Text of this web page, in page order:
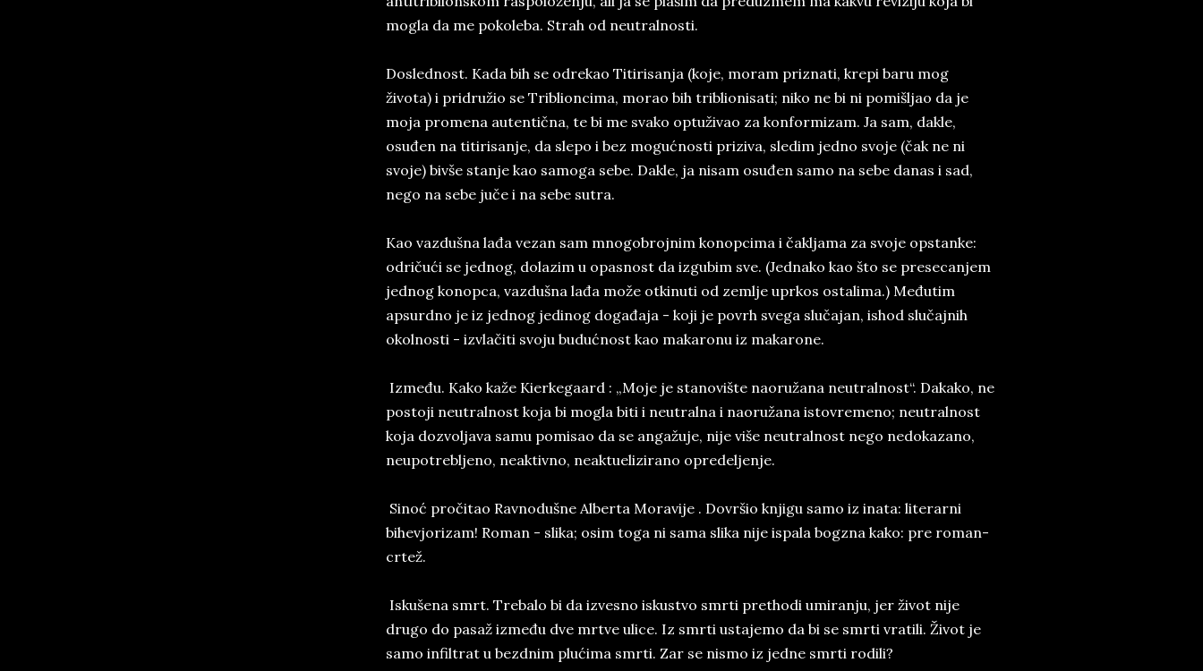
mogla da me pokoleba. Strah od neutralnosti.
Doslednost. Kada bih se odrekao Titirisanja (koje, moram priznati, krepi baru mog
života) i pridružio se Triblioncima, morao bih triblionisati; niko ne bi ni pomišljao da je
moja promena autentična, te bi me svako optuživao za konformizam. Ja sam, dakle,
osuđen na titirisanje, da slepo i bez mogućnosti priziva, sledim jedno svoje (čak ne ni
svoje) bivše stanje kao samoga sebe. Dakle, ja nisam osuđen samo na sebe danas i sad,
nego na sebe juče i na sebe sutra.
Kao vazdušna lađa vezan sam mnogobrojnim konopcima i čakljama za svoje opstanke:
odričući se jednog, dolazim u opasnost da izgubim sve. (Jednako kao što se presecanjem
jednog konopca, vazdušna lađa može otkinuti od zemlje uprkos ostalima.) Međutim
apsurdno je iz jednog jedinog događaja - koji je povrh svega slučajan, ishod slučajnih
okolnosti - izvlačiti svoju budućnost kao makaronu iz makarone.
Između. Kako kaže Kierkegaard : „Moje je stanovište naoružana neutralnost“. Dakako, ne
postoji neutralnost koja bi mogla biti i neutralna i naoružana istovremeno; neutralnost
koja dozvoljava samu pomisao da se angažuje, nije više neutralnost nego nedokazano,
neupotrebljeno, neaktivno, neaktuelizirano opredeljenje.
Sinoć pročitao Ravnodušne Alberta Moravije . Dovršio knjigu samo iz inata: literarni
bihevjorizam! Roman - slika; osim toga ni sama slika nije ispala bogzna kako: pre roman-
crtež.
Iskušena smrt. Trebalo bi da izvesno iskustvo smrti prethodi umiranju, jer život nije
drugo do pasaž između dve mrtve ulice. Iz smrti ustajemo da bi se smrti vratili. Život je
samo infiltrat u bezdnim plućima smrti. Zar se nismo iz jedne smrti rodili?